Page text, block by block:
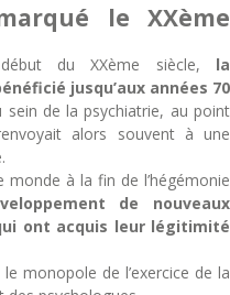
le XXème
du XXème siècle, la
jusqu’aux années 70
sein de la psychiatrie, au point
alors souvent à une
à la fin de l’hégémonie
de nouveaux
ont acquis leur légitimité
monopole de l’exercice de la